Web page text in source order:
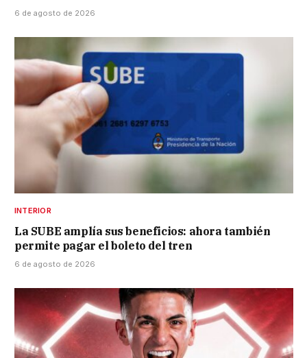
6 de agosto de 2026
INTERIOR
La SUBE amplía sus beneficios: ahora también
permite pagar el boleto del tren
6 de agosto de 2026